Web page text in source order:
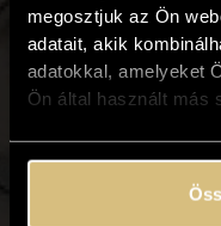
megosztjuk az Ön
adatait, akik
adatokkal, amelyeket
Ön által használt más